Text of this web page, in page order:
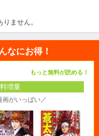
ません。
なにお得！
もっと無料が読める！
増量
がいっぱい／